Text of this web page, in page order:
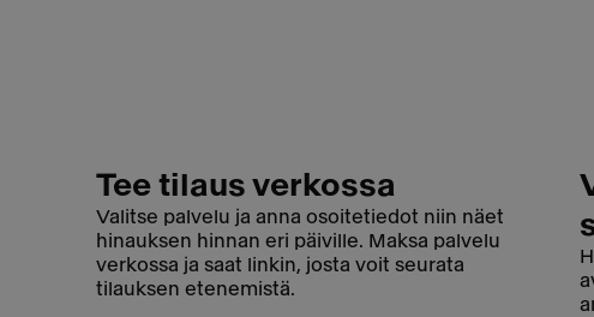
Tee tilaus verkossa
Valitse palvelu ja anna osoitetiedot niin näet
hinauksen hinnan eri päiville. Maksa palvelu
verkossa ja saat linkin, josta voit seurata
tilauksen etenemistä.